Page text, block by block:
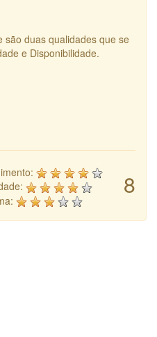
são duas qualidades que se
e Disponibilidade.
8